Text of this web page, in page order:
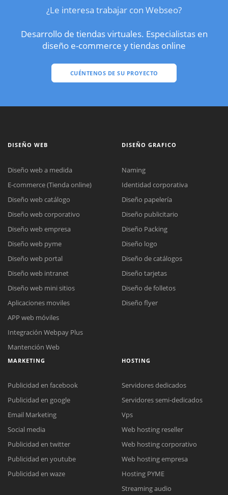
¿Le interesa trabajar con Webseo?
Desarrollo de tiendas virtuales. Especialistas en
diseño e-commerce y tiendas online
CUÉNTENOS DE SU PROYECTO
Reunión online
Meet para la reunión online.
Cotización
Chat Online
Todos nuestros ejecutivos están fuera de línea. Complete el formulario
DISEÑO WEB
Diseño web a medida
E-commerce (Tienda online)
Diseño web catálogo
Diseño web corporativo
Diseño web empresa
Diseño web pyme
Diseño web portal
Diseño web intranet
Diseño web mini sitios
Aplicaciones moviles
APP web móviles
Integración Webpay Plus
Mantención Web
DISEÑO GRAFICO
Naming
Identidad corporativa
Diseño papelería
Diseño publicitario
Diseño Packing
Diseño logo
Diseño de catálogos
Diseño tarjetas
Diseño de folletos
Diseño flyer
MARKETING
Publicidad en facebook
Publicidad en google
Email Marketing
Social media
Publicidad en twitter
Publicidad en youtube
Publicidad en waze
HOSTING
Servidores dedicados
Servidores semi-dedicados
Vps
Web hosting reseller
Web hosting corporativo
Web hosting empresa
Hosting PYME
Streaming audio